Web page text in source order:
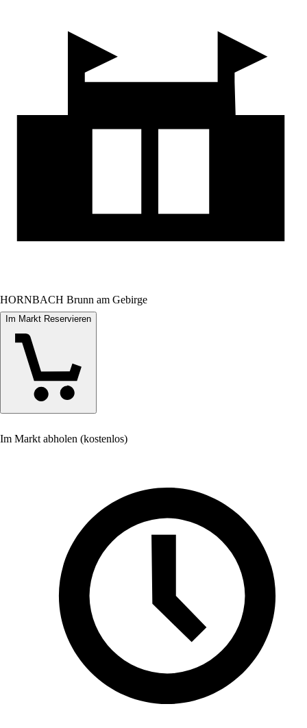
HORNBACH Brunn am Gebirge
Im Markt Reservieren
Im Markt abholen (kostenlos)